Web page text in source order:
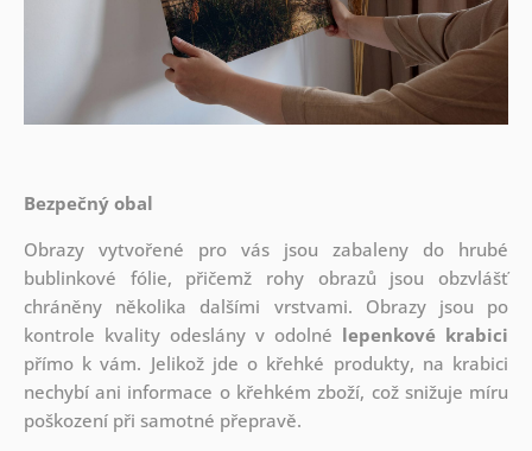
Bezpečný obal
Obrazy vytvořené pro vás jsou zabaleny do hrubé
bublinkové fólie, přičemž rohy obrazů jsou obzvlášť
chráněny několika dalšími vrstvami. Obrazy jsou po
kontrole kvality odeslány v odolné lepenkové krabici
přímo k vám. Jelikož jde o křehké produkty, na krabici
nechybí ani informace o křehkém zboží, což snižuje míru
poškození při samotné přepravě.